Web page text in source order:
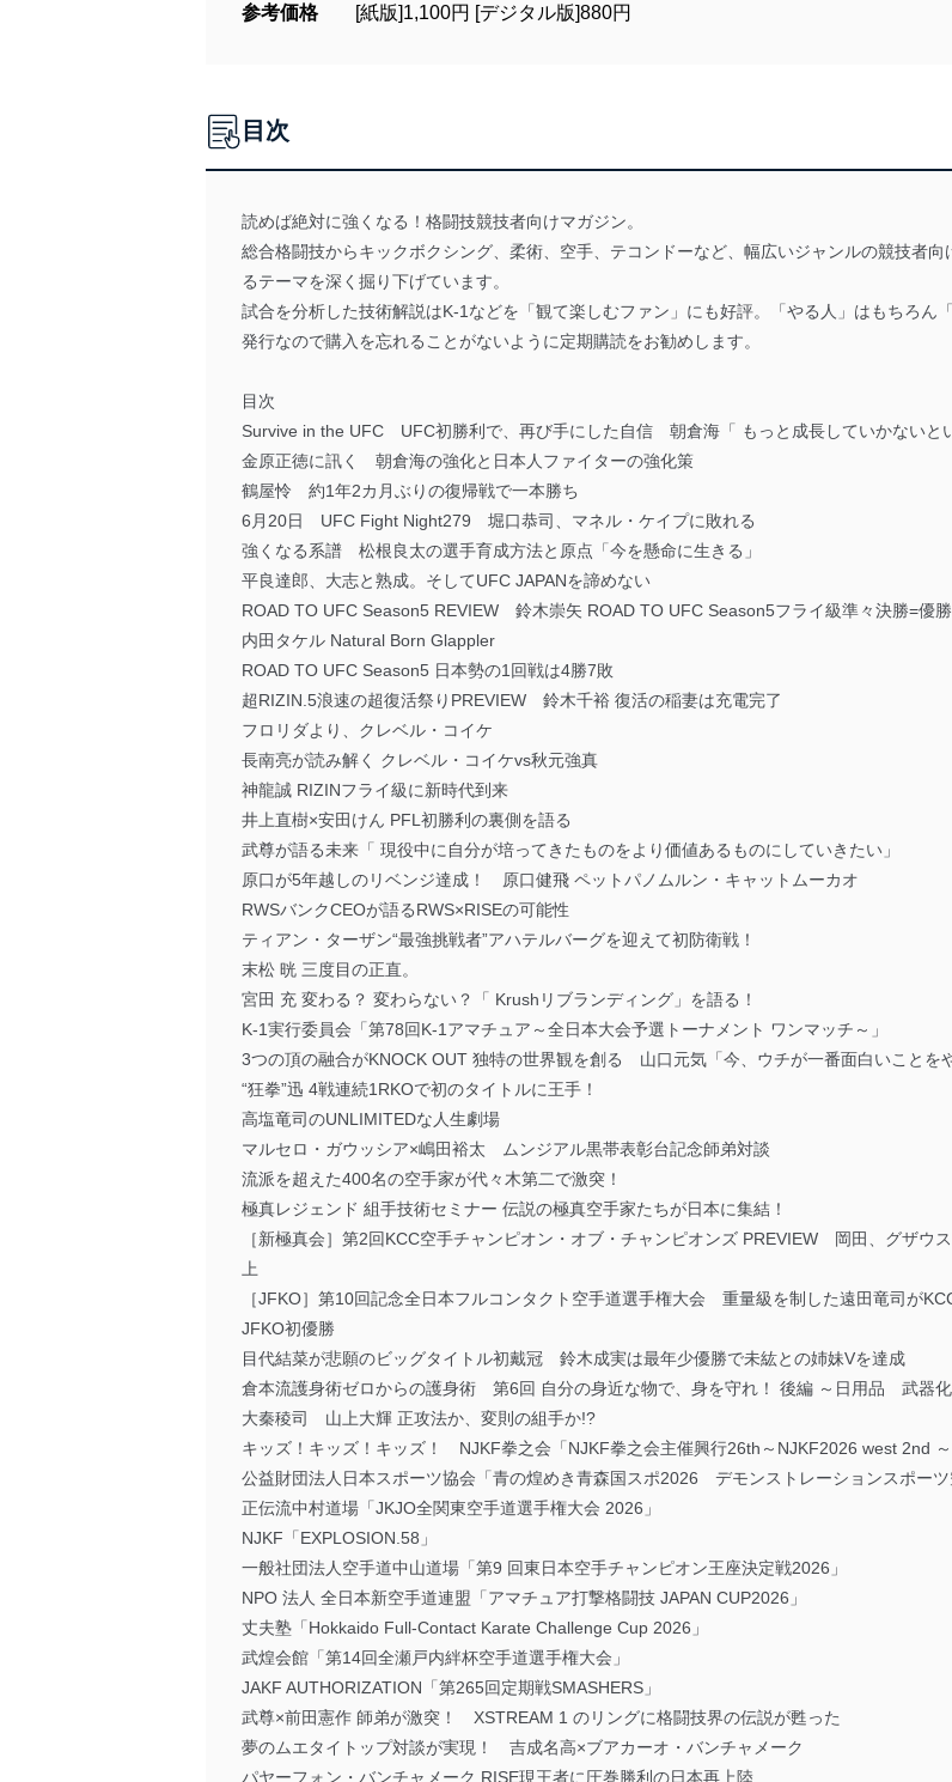
参考価格
[紙版]1,100円 [デジタル版]880円
目次
読めば絶対に強くなる！格闘技競技者向けマガジン。
総合格闘技からキックボクシング、柔術、空手、テコンドーなど、幅広いジャンルの競技者
るテーマを深く掘り下げています。
試合を分析した技術解説はK-1などを「観て楽しむファン」にも好評。「やる人」はもちろん
発行なので購入を忘れることがないように定期購読をお勧めします。
目次
Survive in the UFC UFC初勝利で、再び手にした自信 朝倉海「 もっと成長していかないと
金原正徳に訊く 朝倉海の強化と日本人ファイターの強化策
鶴屋怜 約1年2カ月ぶりの復帰戦で一本勝ち
6月20日 UFC Fight Night279 堀口恭司、マネル・ケイプに敗れる
強くなる系譜 松根良太の選手育成方法と原点「今を懸命に生きる」
平良達郎、大志と熟成。そしてUFC JAPANを諦めない
ROAD TO UFC Season5 REVIEW 鈴木崇矢 ROAD TO UFC Season5フライ級準々決勝=優勝
内田タケル Natural Born Glappler
ROAD TO UFC Season5 日本勢の1回戦は4勝7敗
超RIZIN.5浪速の超復活祭りPREVIEW 鈴木千裕 復活の稲妻は充電完了
フロリダより、クレベル・コイケ
長南亮が読み解く クレベル・コイケvs秋元強真
神龍誠 RIZINフライ級に新時代到来
井上直樹×安田けん PFL初勝利の裏側を語る
武尊が語る未来「 現役中に自分が培ってきたものをより価値あるものにしていきたい」
原口が5年越しのリベンジ達成！ 原口健飛 ペットパノムルン・キャットムーカオ
RWSバンクCEOが語るRWS×RISEの可能性
ティアン・ターザン“最強挑戦者”アハテルバーグを迎えて初防衛戦！
末松 晄 三度目の正直。
宮田 充 変わる？ 変わらない？「 Krushリブランディング」を語る！
K-1実行委員会「第78回K-1アマチュア～全日本大会予選トーナメント ワンマッチ～」
3つの頂の融合がKNOCK OUT 独特の世界観を創る 山口元気「今、ウチが一番面白いことを
“狂拳”迅 4戦連続1RKOで初のタイトルに王手！
高塩竜司のUNLIMITEDな人生劇場
マルセロ・ガウッシア×嶋田裕太 ムンジアル黒帯表彰台記念師弟対談
流派を超えた400名の空手家が代々木第二で激突！
極真レジェンド 組手技術セミナー 伝説の極真空手家たちが日本に集結！
［新極真会］第2回KCC空手チャンピオン・オブ・チャンピオンズ PREVIEW 岡田、グザウ
上
［JFKO］第10回記念全日本フルコンタクト空手道選手権大会 重量級を制した遠田竜司が
JFKO初優勝
目代結菜が悲願のビッグタイトル初戴冠 鈴木成実は最年少優勝で未紘との姉妹Vを達成
倉本流護身術ゼロからの護身術 第6回 自分の身近な物で、身を守れ！ 後編 ～日用品 武器化
大秦稜司 山上大輝 正攻法か、変則の組手か!?
キッズ！キッズ！キッズ！ NJKF拳之会「NJKF拳之会主催興行26th～NJKF2026 west 2nd ～
公益財団法人日本スポーツ協会「青の煌めき青森国スポ2026 デモンストレーションスポーツ
正伝流中村道場「JKJO全関東空手道選手権大会 2026」
NJKF「EXPLOSION.58」
一般社団法人空手道中山道場「第9 回東日本空手チャンピオン王座決定戦2026」
NPO 法人 全日本新空手道連盟「アマチュア打撃格闘技 JAPAN CUP2026」
丈夫塾「Hokkaido Full-Contact Karate Challenge Cup 2026」
武煌会館「第14回全瀬戸内絆杯空手道選手権大会」
JAKF AUTHORIZATION「第265回定期戦SMASHERS」
武尊×前田憲作 師弟が激突！ XSTREAM 1 のリングに格闘技界の伝説が甦った
夢のムエタイトップ対談が実現！ 吉成名高×ブアカーオ・バンチャメーク
パヤーフォン・バンチャメーク RISE現王者に圧巻勝利の日本再上陸